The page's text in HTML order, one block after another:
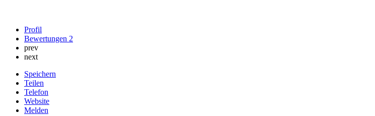
Profil
Bewertungen 2
prev
next
Speichern
Teilen
Telefon
Website
Melden